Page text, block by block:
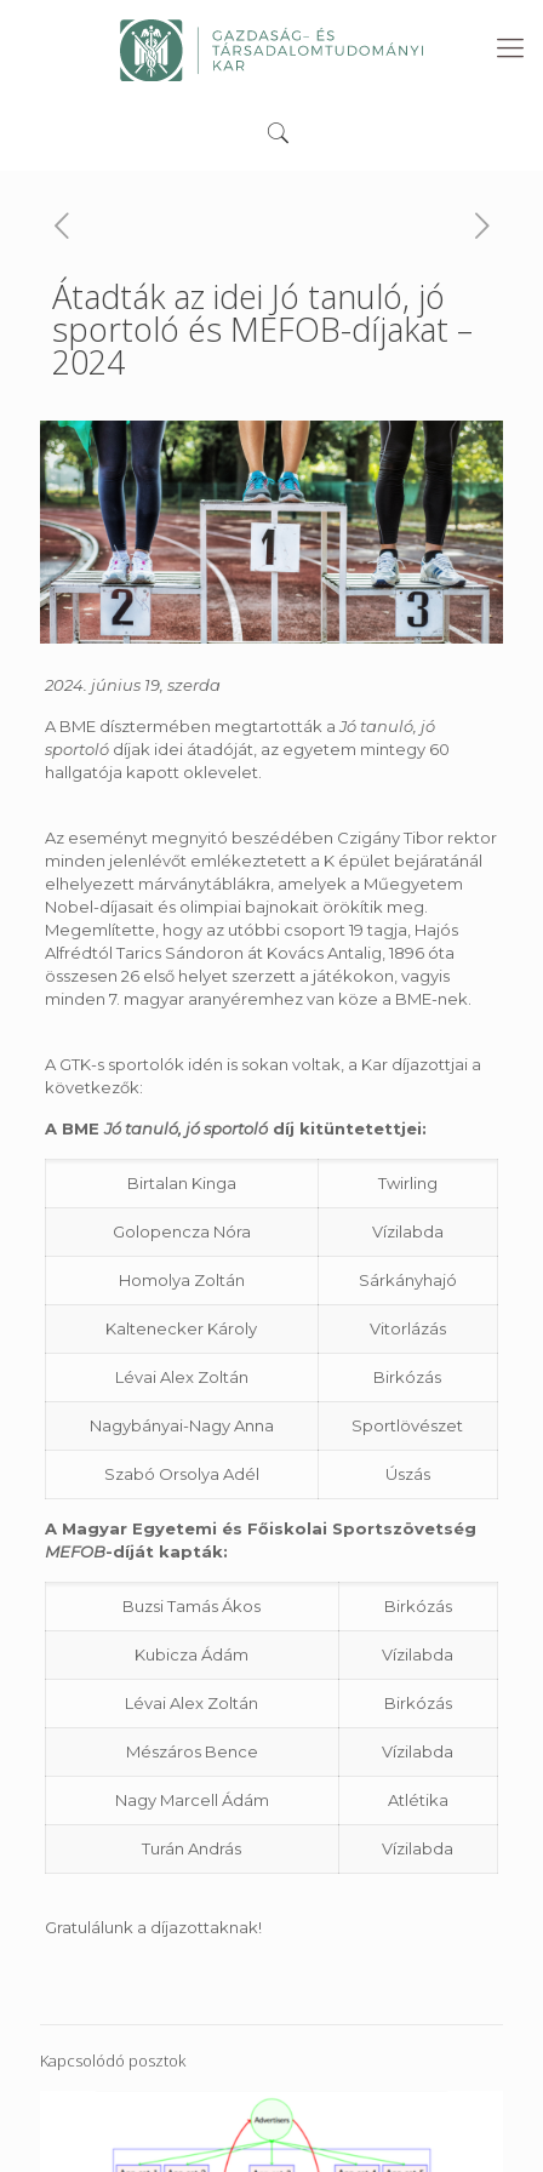
Átadták az idei Jó tanuló, jó
sportoló és MEFOB-díjakat –
2024
2024. június 19, szerda
A BME dísztermében megtartották aJó tanuló, jó
sportolódíjak idei átadóját, az egyetem mintegy 60
hallgatója kapott oklevelet.
Az eseményt megnyitó beszédében Czigány Tibor rektor
minden jelenlévőt emlékeztetett a K épület bejáratánál
elhelyezett márványtáblákra, amelyek a Műegyetem
Nobel-díjasait és olimpiai bajnokait örökítik meg.
Megemlítette, hogy az utóbbi csoport 19 tagja, Hajós
Alfrédtól Tarics Sándoron át Kovács Antalig, 1896 óta
összesen 26 első helyet szerzett a játékokon, vagyis
minden 7. magyar aranyéremhez van köze a BME-nek.
A GTK-s sportolók idén is sokan voltak, a Kar díjazottjai a
következők:
A BMEJó tanuló, jó sportolódíj kitüntetettjei:
Birtalan Kinga Twirling
Golopencza Nóra Vízilabda
Homolya Zoltán Sárkányhajó
Kaltenecker Károly Vitorlázás
Lévai Alex Zoltán Birkózás
Nagybányai-Nagy Anna Sportlövészet
Szabó Orsolya Adél Úszás
A Magyar Egyetemi és Főiskolai Sportszövetség
MEFOB-díját kapták:
Buzsi Tamás Ákos Birkózás
Kubicza Ádám Vízilabda
Lévai Alex Zoltán Birkózás
Mészáros Bence Vízilabda
Nagy Marcell Ádám Atlétika
Turán András Vízilabda
Gratulálunk a díjazottaknak!
Kapcsolódó posztok